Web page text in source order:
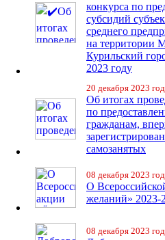
конкурса по
субсидий
среднего
на
Курильский
2023 году
20 декабря 2023
Об итогах
по
гражданам,
самозанятых
08 декабря 2023
О
желаний» 2023-
08 декабря 2023